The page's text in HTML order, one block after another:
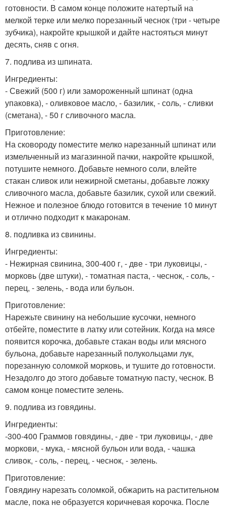
готовности. В самом конце положите натертый на
мелкой терке или мелко порезанный чеснок (три - четыре
зубчика), накройте крышкой и дайте настояться минут
десять, сняв с огня.
7. подлива из шпината.
Ингредиенты:
- Свежий (500 г) или замороженный шпинат (одна
упаковка), - оливковое масло, - базилик, - соль, - сливки
(сметана), - 50 г сливочного масла.
Приготовление:
На сковороду поместите мелко нарезанный шпинат или
измельченный из магазинной пачки, накройте крышкой,
потушите немного. Добавьте немного соли, влейте
стакан сливок или нежирной сметаны, добавьте ложку
сливочного масла, добавьте базилик, сухой или свежий.
Нежное и полезное блюдо готовится в течение 10 минут
и отлично подходит к макаронам.
8. подливка из свинины.
Ингредиенты:
- Нежирная свинина, 300-400 г, - две - три луковицы, -
морковь (две штуки), - томатная паста, - чеснок, - соль, -
перец, - зелень, - вода или бульон.
Приготовление:
Нарежьте свинину на небольшие кусочки, немного
отбейте, поместите в латку или сотейник. Когда на мясе
появится корочка, добавьте стакан воды или мясного
бульона, добавьте нарезанный полукольцами лук,
порезанную соломкой морковь, и тушите до готовности.
Незадолго до этого добавьте томатную пасту, чеснок. В
самом конце поместите зелень.
9. подлива из говядины.
Ингредиенты:
-300-400 Граммов говядины, - две - три луковицы, - две
моркови, - мука, - мясной бульон или вода, - чашка
сливок, - соль, - перец, - чеснок, - зелень.
Приготовление:
Говядину нарезать соломкой, обжарить на растительном
масле, пока не образуется коричневая корочка. После